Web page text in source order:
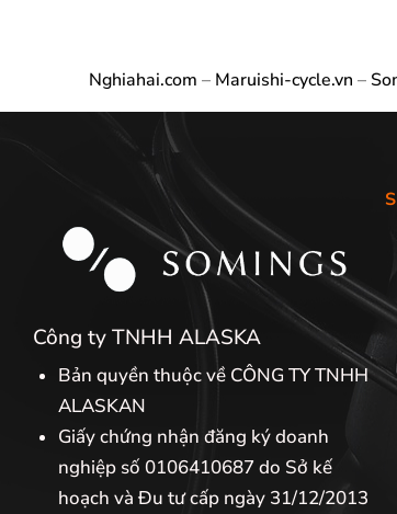
Nghiahai.com – Maruishi-cycle.vn –
Công ty TNHH ALASKA
Bản quyền thuộc về CÔNG TY TNHH
ALASKAN
Giấy chứng nhận đăng ký doanh
nghiệp số 0106410687 do Sở kế
hoạch và Đu tư cấp ngày 31/12/2013